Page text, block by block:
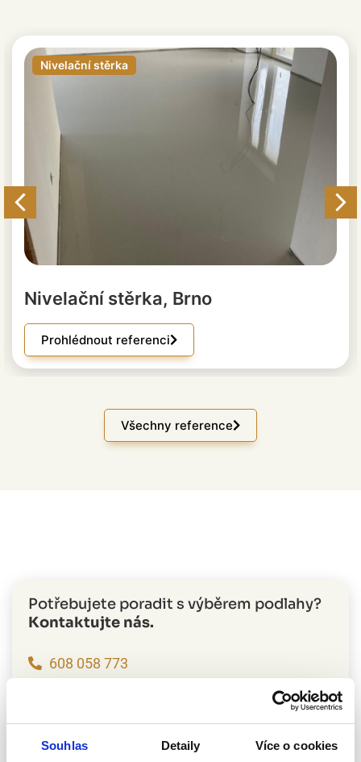
Souhlas Detaily Více o cookies
Nivelační stěrka
Nivelační stěrka, Brno
Prohlédnout referenci
Všechny reference
Potřebujete poradit s výběrem podlahy?
Kontaktujte nás.
608 058 773
Chci zaměření zdarma